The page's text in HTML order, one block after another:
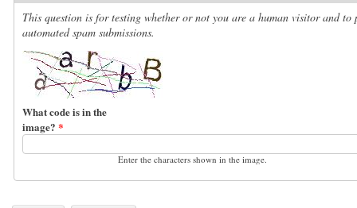
This question is for testing whether or not you are a human visitor and to
automated spam submissions.
What code is in the
image? *
Enter the characters shown in the image.